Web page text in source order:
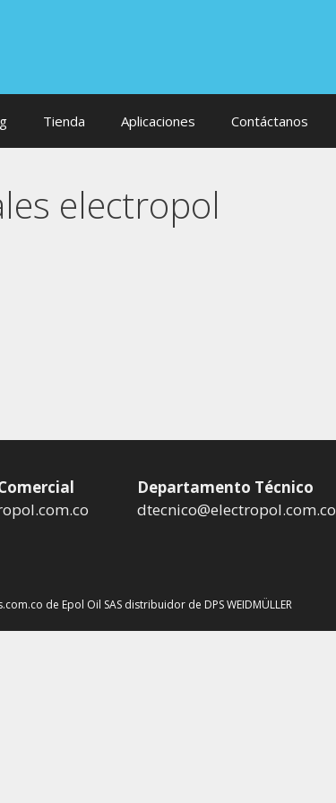
Tienda Aplicaciones Contáctanos
electropol
Departamento Técnico
dtecnico@electropol.com.co
de Epol Oil SAS distribuidor de DPS WEIDMÜLLER